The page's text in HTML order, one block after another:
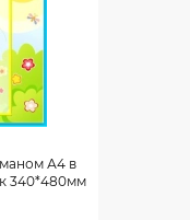
А4 в
340*480мм